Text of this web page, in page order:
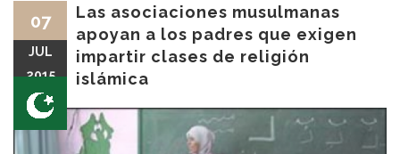
Las asociaciones musulmanas
apoyan a los padres que exigen
impartir clases de religión
islámica
07
JUL
2015